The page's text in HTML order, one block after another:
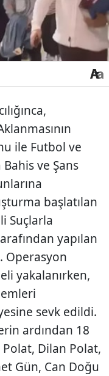
ile Futbol ve
ve Şans
başlatılan
Suçlarla
yapılan
Operasyon
yakalanırken,
sevk edildi.
ardından 18
Dilan Polat,
Gün, Can Doğu